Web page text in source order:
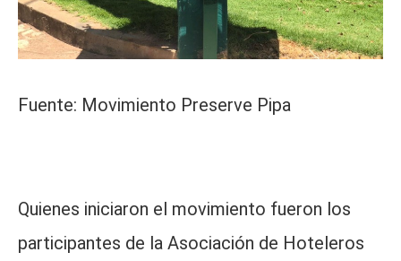
Fuente: Movimiento Preserve Pipa
Quienes iniciaron el movimiento fueron los
participantes de la Asociación de Hoteleros